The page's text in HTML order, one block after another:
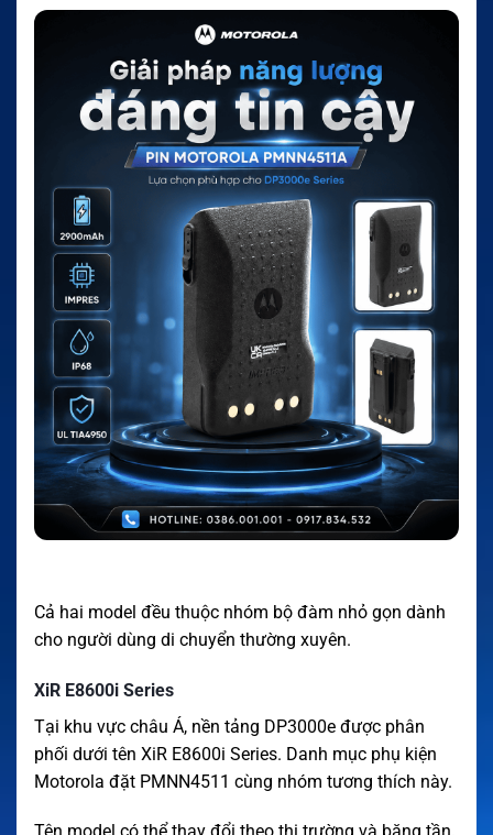
Cả hai model đều thuộc nhóm bộ đàm nhỏ gọn dành
cho người dùng di chuyển thường xuyên.
XiR E8600i Series
Tại khu vực châu Á, nền tảng DP3000e được phân
phối dưới tên XiR E8600i Series. Danh mục phụ kiện
Motorola đặt PMNN4511 cùng nhóm tương thích này.